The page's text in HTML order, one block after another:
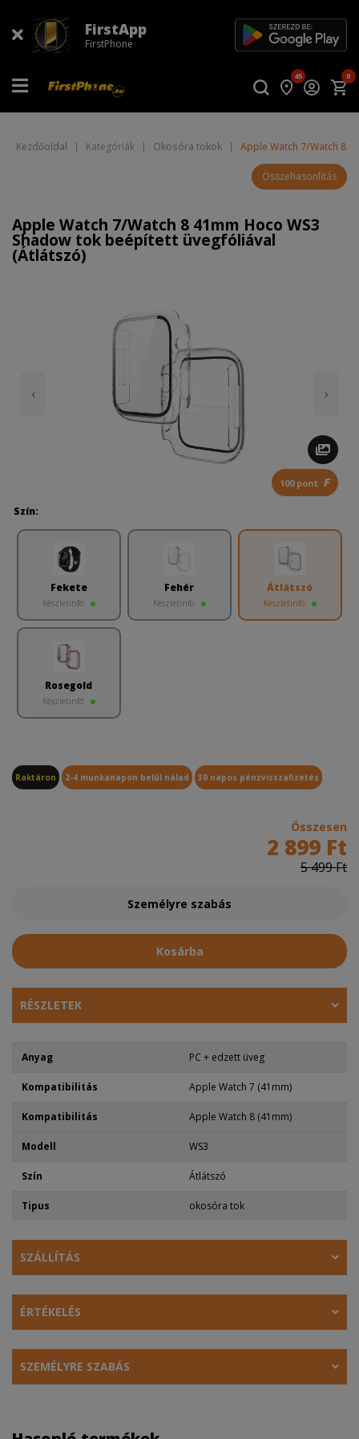
FirstApp
FirstPhone
45 0
Kezdőoldal | Kategóriák | Okosóra tokok | Apple Watch 7/Watch 8
Összehasonlítás
Apple Watch 7/Watch 8 41mm Hoco WS3
Shadow tok beépített üvegfóliával
(Átlátszó)
‹ ›
100 pont F
Szín:
Fekete
Készletinfó:
Fehér
Készletinfó:
Átlátszó
Készletinfó:
Rosegold
Készletinfó:
Raktáron 2-4 munkanapon belül nálad 30 napos pénzvisszafizetés
Összesen
2 899 Ft
5 499 Ft
Személyre szabás
Kosárba
RÉSZLETEK
Anyag PC + edzett üveg
Kompatibilitás Apple Watch 7 (41mm)
Kompatibilitás Apple Watch 8 (41mm)
Modell WS3
Szín Átlátszó
Tipus okosóra tok
SZÁLLÍTÁS
ÉRTÉKELÉS
SZEMÉLYRE SZABÁS